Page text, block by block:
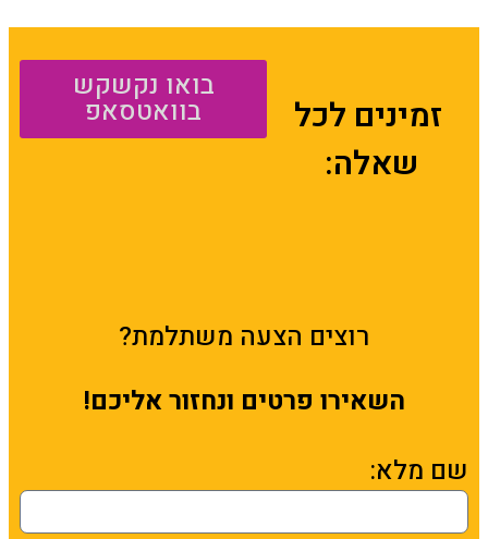
זמינים לכל
שאלה:
בואו נקשקש
בוואטסאפ
רוצים הצעה משתלמת?
השאירו פרטים ונחזור אליכם!
שם מלא: